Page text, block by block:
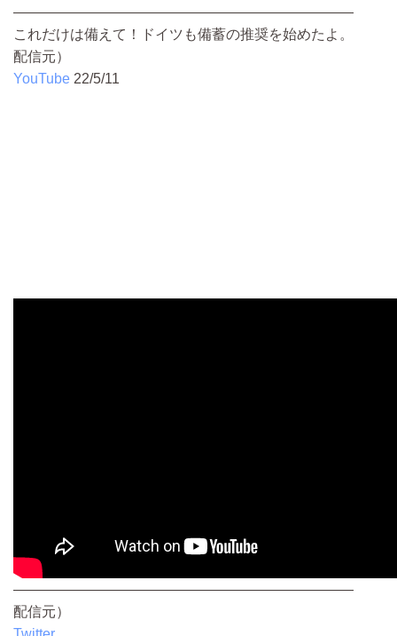
————————————————————————
これだけは備えて！ドイツも備蓄の推奨を始めたよ。
配信元）
YouTube 22/5/11
————————————————————————
配信元）